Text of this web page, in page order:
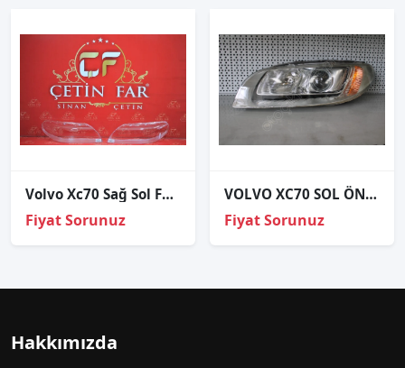
Volvo Xc70 Sağ Sol Far Cami
Fiyat Sorunuz
VOLVO XC70 SOL ÖN FAR ÇIKMA ORJİNAL 31214347
Fiyat Sorunuz
Hakkımızda